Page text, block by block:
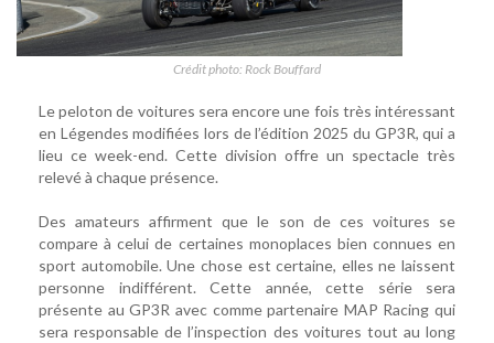
Crédit photo: Rock Bouffard
Le peloton de voitures sera encore une fois très intéressant
en Légendes modifiées lors de l’édition 2025 du GP3R, qui a
lieu ce week-end. Cette division offre un spectacle très
relevé à chaque présence.
Des amateurs affirment que le son de ces voitures se
compare à celui de certaines monoplaces bien connues en
sport automobile. Une chose est certaine, elles ne laissent
personne indifférent. Cette année, cette série sera
présente au GP3R avec comme partenaire MAP Racing qui
sera responsable de l’inspection des voitures tout au long